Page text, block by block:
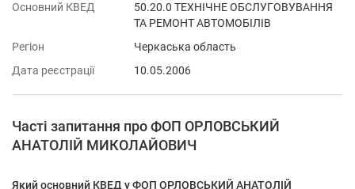
Основний КВЕД
50.20.0 ТЕХНІЧНЕ ОБСЛУГОВУВАННЯ
ТА РЕМОНТ АВТОМОБІЛІВ
Регіон
Черкаська область
Дата реєстрації
10.05.2006
Часті запитання про ФОП ОРЛОВСЬКИЙ
АНАТОЛІЙ МИКОЛАЙОВИЧ
Який основний КВЕД у ФОП ОРЛОВСЬКИЙ АНАТОЛІЙ